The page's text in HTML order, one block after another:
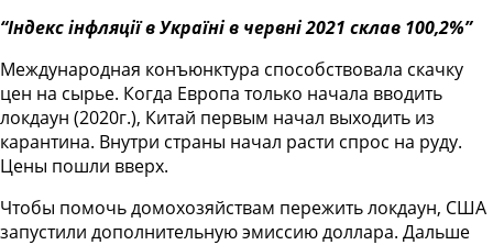
“Індекс інфляції в Україні в червні 2021 склав 100,2%”
Международная конъюнктура способствовала скачку
цен на сырье. Когда Европа только начала вводить
локдаун (2020г.), Китай первым начал выходить из
карантина. Внутри страны начал расти спрос на руду.
Цены пошли вверх.
Чтобы помочь домохозяйствам пережить локдаун, США
запустили дополнительную эмиссию доллара. Дальше